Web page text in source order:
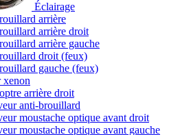
Éclairage
arrière
arrière droit
arrière gauche
droit (feux)
gauche (feux)
arrière droit
anti-brouillard
moustache optique avant droit
moustache optique avant gauche